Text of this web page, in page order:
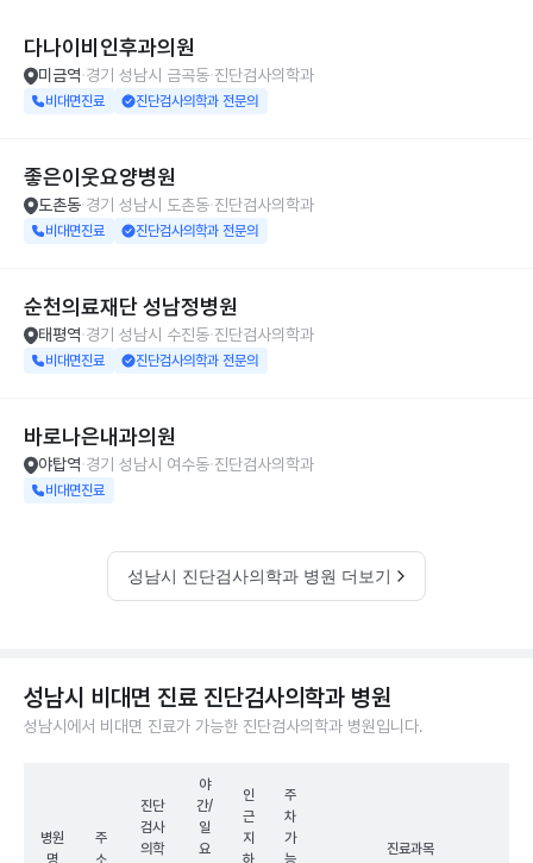
다나이비인후과의원
미금역 경기 성남시 금곡동 진단검사의학과
비대면진료 진단검사의학과 전문의
좋은이웃요양병원
도촌동 경기 성남시 도촌동 진단검사의학과
비대면진료 진단검사의학과 전문의
순천의료재단 성남정병원
태평역 경기 성남시 수진동 진단검사의학과
비대면진료 진단검사의학과 전문의
바로나은내과의원
야탑역 경기 성남시 여수동 진단검사의학과
비대면진료
성남시 진단검사의학과 병원 더보기
성남시 비대면 진료 진단검사의학과 병원
성남시에서 비대면 진료가 가능한 진단검사의학과 병원입니다.
병원
명
주
소
진단
검사
의학
야
간/
일
요
인
근
지
하
주
차
가
능
진료과목